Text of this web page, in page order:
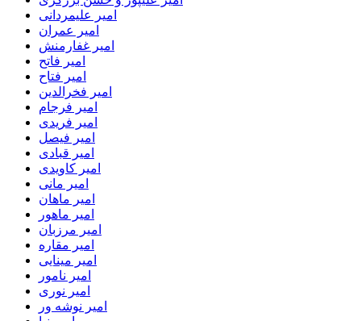
امیر علیمردانی
امیر عمران
امیر غفارمنش
امیر فاتح
امیر فتاح
امیر فخرالدین
امیر فرجام
امیر فریدی
امیر فیصل
امیر قبادی
امیر کاویدی
امیر مانی
امیر ماهان
امیر ماهور
امیر مرزبان
امیر مقاره
امیر مینایی
امیر نامور
امیر نوری
امیر نوشه ور